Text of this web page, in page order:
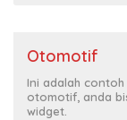
Otomotif
Ini adalah
otomotif, anda
widget.